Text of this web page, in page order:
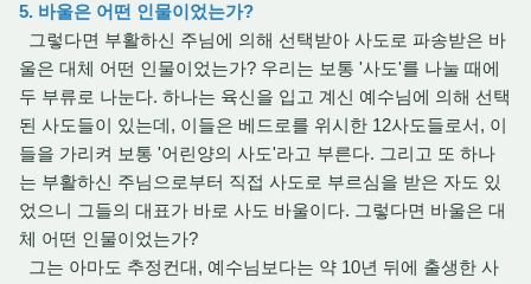
5. 바울은 어떤 인물이었는가?
그렇다면 부활하신 주님에 의해 선택받아 사도로 파송받은 바
울은 대체 어떤 인물이었는가? 우리는 보통 '사도'를 나눌 때에
두 부류로 나눈다. 하나는 육신을 입고 계신 예수님에 의해 선택
된 사도들이 있는데, 이들은 베드로를 위시한 12사도들로서, 이
들을 가리켜 보통 '어린양의 사도'라고 부른다. 그리고 또 하나
는 부활하신 주님으로부터 직접 사도로 부르심을 받은 자도 있
었으니 그들의 대표가 바로 사도 바울이다. 그렇다면 바울은 대
체 어떤 인물이었는가?
그는 아마도 추정컨대, 예수님보다는 약 10년 뒤에 출생한 사